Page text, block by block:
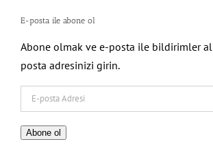
E-posta ile abone ol
Abone olmak ve e-posta ile bildirimler
posta adresinizi girin.
posta
Adresi
Abone ol